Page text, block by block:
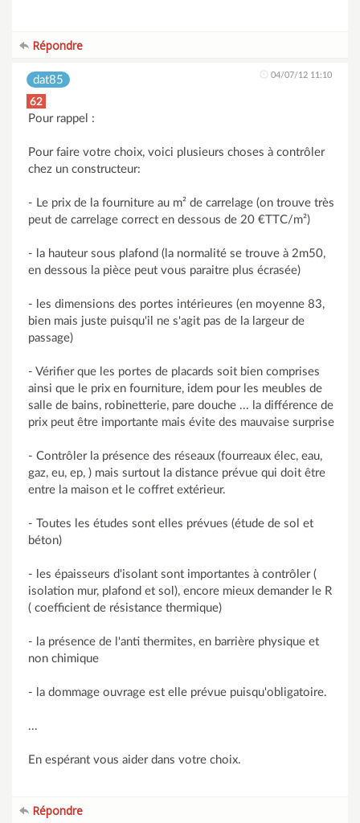
Répondre
dat85 04/07/12 11:10
62
Pour rappel :
Pour faire votre choix, voici plusieurs choses à contrôler
chez un constructeur:
- Le prix de la fourniture au m² de carrelage (on trouve très
peut de carrelage correct en dessous de 20 €TTC/m²)
- la hauteur sous plafond (la normalité se trouve à 2m50,
en dessous la pièce peut vous paraitre plus écrasée)
- les dimensions des portes intérieures (en moyenne 83,
bien mais juste puisqu'il ne s'agit pas de la largeur de
passage)
- Vérifier que les portes de placards soit bien comprises
ainsi que le prix en fourniture, idem pour les meubles de
salle de bains, robinetterie, pare douche ... la différence de
prix peut être importante mais évite des mauvaise surprise
- Contrôler la présence des réseaux (fourreaux élec, eau,
gaz, eu, ep, ) mais surtout la distance prévue qui doit être
entre la maison et le coffret extérieur.
- Toutes les études sont elles prévues (étude de sol et
béton)
- les épaisseurs d'isolant sont importantes à contrôler (
isolation mur, plafond et sol), encore mieux demander le R
( coefficient de résistance thermique)
- la présence de l'anti thermites, en barrière physique et
non chimique
- la dommage ouvrage est elle prévue puisqu'obligatoire.
...
En espérant vous aider dans votre choix.
Répondre